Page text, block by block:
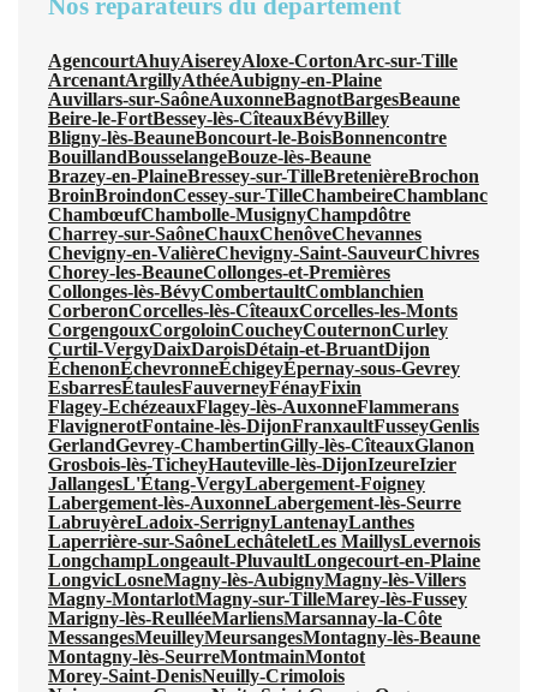
Nos réparateurs du département
AgencourtAhuyAisereyAloxe-CortonArc-sur-Tille
ArcenantArgillyAthéeAubigny-en-Plaine
Auvillars-sur-SaôneAuxonneBagnotBargesBeaune
Beire-le-FortBessey-lès-CîteauxBévyBilley
Bligny-lès-BeauneBoncourt-le-BoisBonnencontre
BouillandBousselangeBouze-lès-Beaune
Brazey-en-PlaineBressey-sur-TilleBretenièreBrochon
BroinBroindonCessey-sur-TilleChambeireChamblanc
ChambœufChambolle-MusignyChampdôtre
Charrey-sur-SaôneChauxChenôveChevannes
Chevigny-en-ValièreChevigny-Saint-SauveurChivres
Chorey-les-BeauneCollonges-et-Premières
Collonges-lès-BévyCombertaultComblanchien
CorberonCorcelles-lès-CîteauxCorcelles-les-Monts
CorgengouxCorgoloinCoucheyCouternonCurley
Curtil-VergyDaixDaroisDétain-et-BruantDijon
ÉchenonÉchevronneÉchigeyÉpernay-sous-Gevrey
EsbarresÉtaulesFauverneyFénayFixin
Flagey-EchézeauxFlagey-lès-AuxonneFlammerans
FlavignerotFontaine-lès-DijonFranxaultFusseyGenlis
GerlandGevrey-ChambertinGilly-lès-CîteauxGlanon
Grosbois-lès-TicheyHauteville-lès-DijonIzeureIzier
JallangesL'Étang-VergyLabergement-Foigney
Labergement-lès-AuxonneLabergement-lès-Seurre
LabruyèreLadoix-SerrignyLantenayLanthes
Laperrière-sur-SaôneLechâteletLes MaillysLevernois
LongchampLongeault-PluvaultLongecourt-en-Plaine
LongvicLosneMagny-lès-AubignyMagny-lès-Villers
Magny-MontarlotMagny-sur-TilleMarey-lès-Fussey
Marigny-lès-ReulléeMarliensMarsannay-la-Côte
MessangesMeuilleyMeursangesMontagny-lès-Beaune
Montagny-lès-SeurreMontmainMontot
Morey-Saint-DenisNeuilly-Crimolois